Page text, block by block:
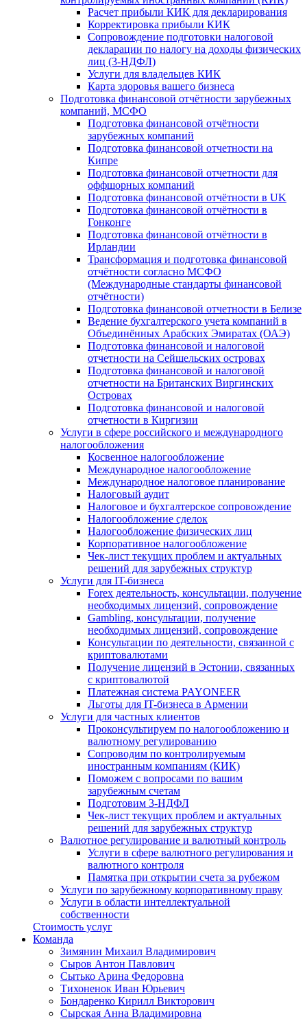
Расчет прибыли КИК для декларирования
Корректировка прибыли КИК
Сопровождение подготовки налоговой
декларации по налогу на доходы физических
лиц (3-НДФЛ)
Услуги для владельцев КИК
Карта здоровья вашего бизнеса
Подготовка финансовой отчётности зарубежных
компаний, МСФО
Подготовка финансовой отчётности
зарубежных компаний
Подготовка финансовой отчетности на
Кипре
Подготовка финансовой отчетности для
оффшорных компаний
Подготовка финансовой отчётности в UK
Подготовка финансовой отчётности в
Гонконге
Подготовка финансовой отчётности в
Ирландии
Трансформация и подготовка финансовой
отчётности согласно МСФО
(Международные стандарты финансовой
отчётности)
Подготовка финансовой отчетности в Белизе
Ведение бухгалтерского учета компаний в
Объединённых Арабских Эмиратах (ОАЭ)
Подготовка финансовой и налоговой
отчетности на Сейшельских островах
Подготовка финансовой и налоговой
отчетности на Британских Виргинских
Островах
Подготовка финансовой и налоговой
отчетности в Киргизии
Услуги в сфере российского и международного
налогообложения
Косвенное налогообложение
Международное налогообложение
Международное налоговое планирование
Налоговый аудит
Налоговое и бухгалтерское сопровождение
Налогообложение сделок
Налогообложение физических лиц
Корпоративное налогообложение
Чек-лист текущих проблем и актуальных
решений для зарубежных структур
Услуги для IT-бизнеса
Forex деятельность, консультации, получение
необходимых лицензий, сопровождение
Gambling, консультации, получение
необходимых лицензий, сопровождение
Консультации по деятельности, связанной с
криптовалютами
Получение лицензий в Эстонии, связанных
с криптовалютой
Платежная система PAYONEER
Льготы для IT-бизнеса в Армении
Услуги для частных клиентов
Проконсультируем по налогообложению и
валютному регулированию
Сопроводим по контролируемым
иностранным компаниям (КИК)
Поможем с вопросами по вашим
зарубежным счетам
Подготовим 3-НДФЛ
Чек-лист текущих проблем и актуальных
решений для зарубежных структур
Валютное регулирование и валютный контроль
Услуги в сфере валютного регулирования и
валютного контроля
Памятка при открытии счета за рубежом
Услуги по зарубежному корпоративному праву
Услуги в области интеллектуальной
собственности
Стоимость услуг
Команда
Зимянин Михаил Владимирович
Сыров Антон Павлович
Сытько Арина Федоровна
Тихоненок Иван Юрьевич
Бондаренко Кирилл Викторович
Сырская Анна Владимировна